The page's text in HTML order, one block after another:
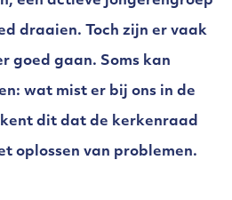
draaien. Toch zijn er vaak
goed gaan. Soms kan
wat mist er bij ons in de
dit dat de kerkenraad
oplossen van problemen.